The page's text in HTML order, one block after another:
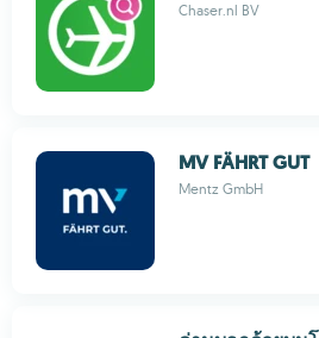
Chaser.nl BV
MV FÄHRT GUT
Mentz GmbH